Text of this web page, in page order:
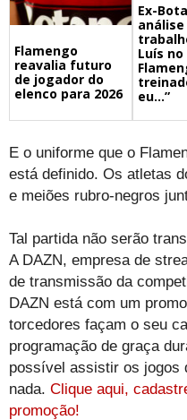
Flamengo
reavalia futuro
de jogador do
elenco para 2026
Ex-
Luís no
eu…”
E o uniforme que o
está definido. Os atletas
e meiões rubro-negros
Tal partida não serão
A DAZN, empresa de
de transmissão da
DAZN está com um
torcedores façam o seu
programação de graça
possível assistir os jogos
nada. Clique aqui,
promoção!